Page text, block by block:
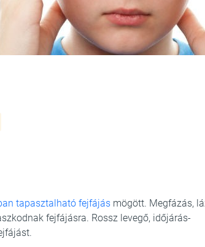
tapasztalható fejfájás mögött. Megfázás,
fejfájásra. Rossz levegő, időjárás-